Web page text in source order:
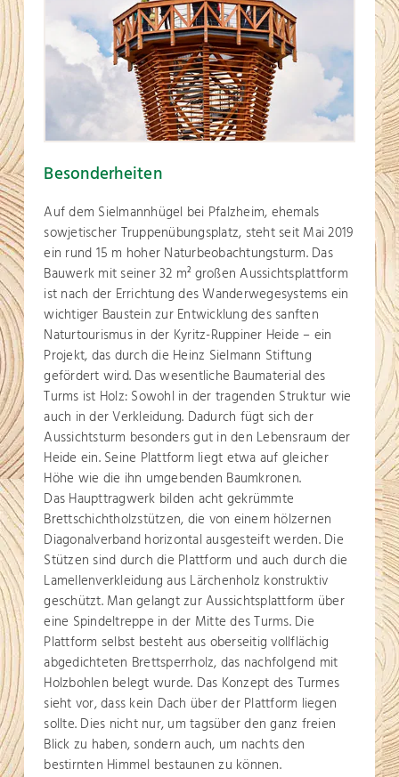
Besonderheiten
Auf dem Sielmannhügel bei Pfalzheim, ehemals
sowjetischer Truppenübungsplatz, steht seit Mai 2019
ein rund 15 m hoher Naturbeobachtungsturm. Das
Bauwerk mit seiner 32 m2 großen Aussichtsplattform
ist nach der Errichtung des Wanderwegesystems ein
wichtiger Baustein zur Entwicklung des sanften
Naturtourismus in der Kyritz-Ruppiner Heide – ein
Projekt, das durch die Heinz Sielmann Stiftung
gefördert wird. Das wesentliche Baumaterial des
Turms ist Holz: Sowohl in der tragenden Struktur wie
auch in der Verkleidung. Dadurch fügt sich der
Aussichtsturm besonders gut in den Lebensraum der
Heide ein. Seine Plattform liegt etwa auf gleicher
Höhe wie die ihn umgebenden Baumkronen.
Das Haupttragwerk bilden acht gekrümmte
Brettschichtholzstützen, die von einem hölzernen
Diagonalverband horizontal ausgesteift werden. Die
Stützen sind durch die Plattform und auch durch die
Lamellenverkleidung aus Lärchenholz konstruktiv
geschützt. Man gelangt zur Aussichtsplattform über
eine Spindeltreppe in der Mitte des Turms. Die
Plattform selbst besteht aus oberseitig vollflächig
abgedichteten Brettsperrholz, das nachfolgend mit
Holzbohlen belegt wurde. Das Konzept des Turmes
sieht vor, dass kein Dach über der Plattform liegen
sollte. Dies nicht nur, um tagsüber den ganz freien
Blick zu haben, sondern auch, um nachts den
bestirnten Himmel bestaunen zu können.